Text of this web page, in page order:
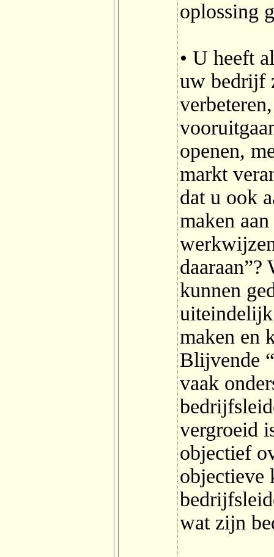
oplossing
• U heeft
uw bedrijf
openen,
markt
dat u ook
maken
daaraan”?
kunnen
maken en
Blijvende
vaak
vergroeid
objectief
objectieve
wat zijn